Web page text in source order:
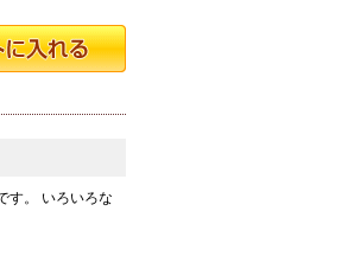
す。 いろいろな